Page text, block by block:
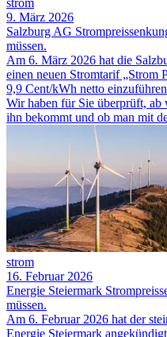
strom
9. März 2026
Salzburg AG
müssen.
Am 6. März 2026 hat die
einen neuen Stromtarif „Strom
9,9 Cent/kWh netto
Wir haben für Sie überprüft,
ihn bekommt und ob man mit
strom
16. Februar 2026
Energie Steiermark
müssen.
Am 6. Februar 2026 hat der
Energie Steiermark